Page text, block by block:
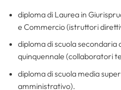
diploma di Laurea in
e Commercio (istruttori
diploma di scuola secondaria
quinquennale (collaboratori
diploma di scuola media
amministrativo).